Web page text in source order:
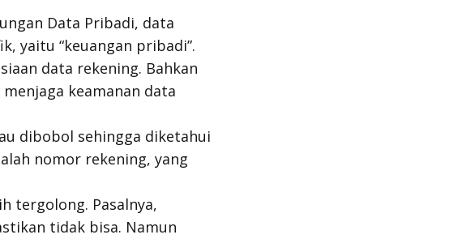
Data Pribadi, data
yaitu “keuangan pribadi”.
data rekening. Bahkan
keamanan data
dibobol sehingga diketahui
nomor rekening, yang
tergolong. Pasalnya,
tidak bisa. Namun